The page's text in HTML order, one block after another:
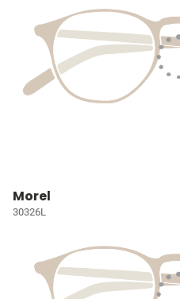
Morel
30326L